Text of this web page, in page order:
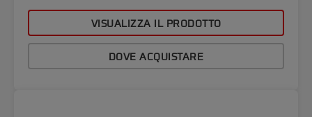
VISUALIZZA IL PRODOTTO
DOVE ACQUISTARE